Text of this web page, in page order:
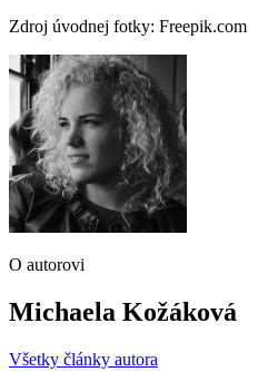
Zdroj úvodnej fotky: Freepik.com
O autorovi
Michaela Kožáková
Všetky články autora